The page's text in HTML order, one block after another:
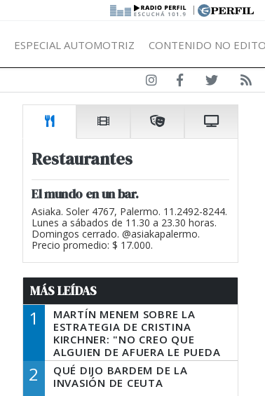
|
ESPECIAL AUTOMOTRIZ CONTENIDO NO
Restaurantes
El mundo en un bar.
Asiaka. Soler 4767, Palermo. 11.2492-8244.
Lunes a sábados de 11.30 a 23.30 horas.
Domingos cerrado. @asiakapalermo.
Precio promedio: $ 17.000.
MÁS LEÍDAS
1
MARTÍN MENEM SOBRE LA
ESTRATEGIA DE CRISTINA
KIRCHNER: "NO CREO QUE
ALGUIEN DE AFUERA LE PUEDA
DECIR A LA JUSTICIA LO QUE
TIENE QUE HACER"
2
QUÉ DIJO BARDEM DE LA
INVASIÓN DE CEUTA